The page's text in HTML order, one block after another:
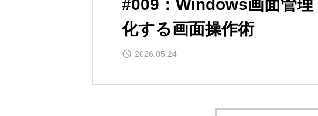
#009：Windows画面管
化する画面操作術
2026.05.24